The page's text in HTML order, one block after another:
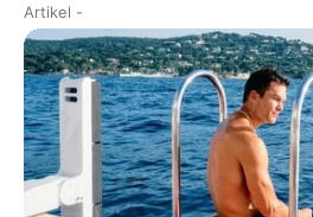
Artikel -